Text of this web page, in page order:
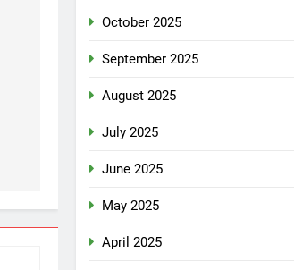
October 2025
September 2025
August 2025
July 2025
June 2025
May 2025
April 2025